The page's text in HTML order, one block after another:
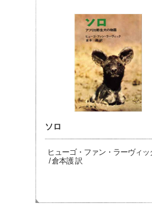
ソロ
ヒューゴ・ファン・ラーヴィッ
/ 倉本護 訳